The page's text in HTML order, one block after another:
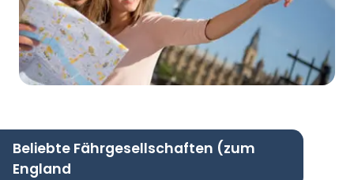
Beliebte Fährgesellschaften (zum
England